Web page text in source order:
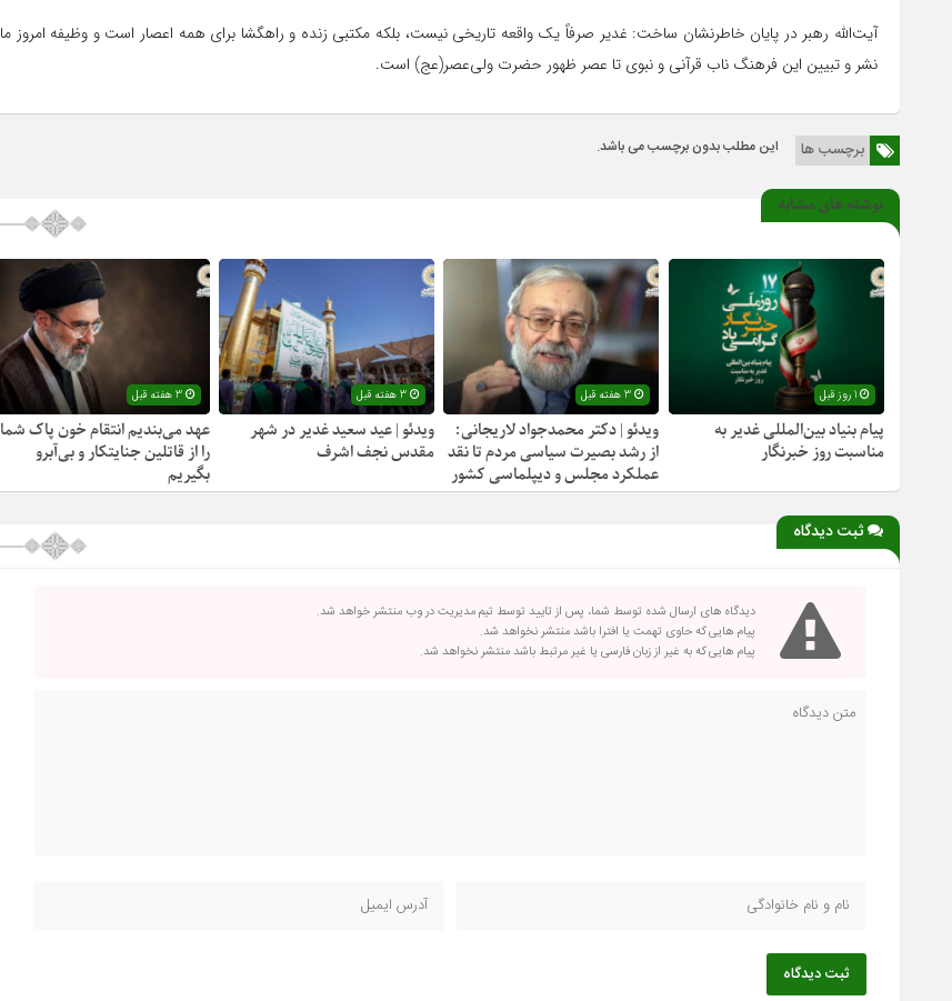
آیت‌الله رهبر در پایان خاطرنشان ساخت: غدیر صرفاً یک واقعه تاریخی نیست، بلکه مکتبی زنده و راهگشا برای همه اعصار است و وظیفه امروز ما
نشر و تبیین این فرهنگ ناب قرآنی و نبوی تا عصر ظهور حضرت ولی‌عصر(عج) است.
برچسب ها این مطلب بدون برچسب می باشد.
نوشته های مشابه
1 روز قبل
پیام بنیاد بین‌المللی غدیر به
مناسبت روز خبرنگار
3 هفته قبل
ویدئو | دکتر محمدجواد لاریجانی:
از رشد بصیرت سیاسی مردم تا نقد
عملکرد مجلس و دیپلماسی کشور
3 هفته قبل
ویدئو | عید سعید غدیر در شهر
مقدس نجف اشرف
3 هفته قبل
عهد می‌بندیم انتقام خون پاک شما
را از قاتلین جنایتکار و بی‌آبرو
بگیریم
ثبت دیدگاه
دیدگاه های ارسال شده توسط شما، پس از تایید توسط تیم مدیریت در وب منتشر خواهد شد.
پیام هایی که حاوی تهمت یا افترا باشد منتشر نخواهد شد.
پیام هایی که به غیر از زبان فارسی یا غیر مرتبط باشد منتشر نخواهد شد.
ثبت دیدگاه